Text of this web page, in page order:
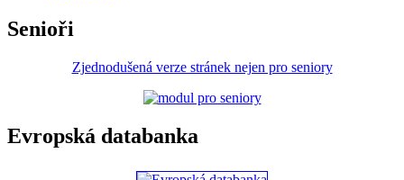
Senioři
Zjednodušená verze stránek nejen pro seniory
Evropská databanka